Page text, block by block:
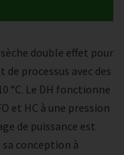
double effet pour
processus avec des
°C. Le DH fonctionne
et HC à une pression
de puissance est
sa conception à